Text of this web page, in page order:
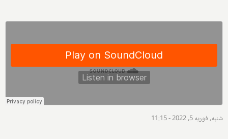
شنبه, فوریه 5, 2022 - 11:15